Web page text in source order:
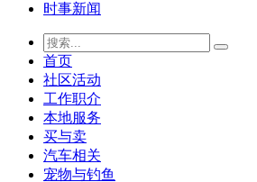
时事新闻
首页
社区活动
工作职介
本地服务
买与卖
汽车相关
宠物与钓鱼